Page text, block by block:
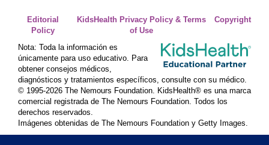
Editorial
Policy
KidsHealth Privacy Policy & Terms
of Use
Copyright
Nota: Toda la información es
únicamente para uso educativo. Para
obtener consejos médicos,
diagnósticos y tratamientos específicos, consulte con su médico.
© 1995-2026 The Nemours Foundation. KidsHealth® es una marca
comercial registrada de The Nemours Foundation. Todos los
derechos reservados.
Imágenes obtenidas de The Nemours Foundation y Getty Images.